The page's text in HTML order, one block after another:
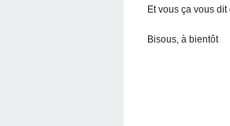
Et vous ça vous
Bisous, à bientôt